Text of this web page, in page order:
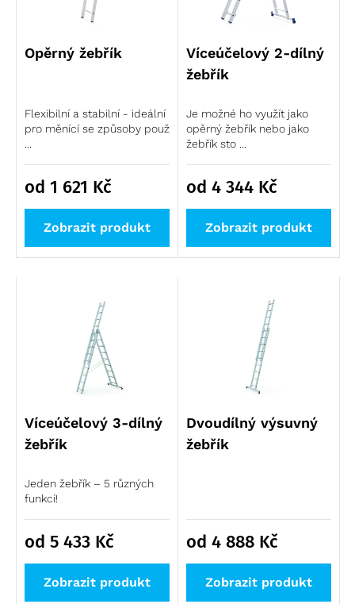
Nevíte, jaký žebřík vybrat? Pokud si s výběrem nejste
žebřík.
Opěrný žebřík
Flexibilní a stabilní - ideální
pro měnící se způsoby použ
od 1 621 Kč
Zobrazit produkt
Víceúčelový 2-dílný
žebřík
Je možné ho využít jako
opěrný žebřík nebo jako
žebřík sto ...
od 4 344 Kč
Zobrazit produkt
Víceúčelový 3-dílný
žebřík
Jeden žebřík – 5 různých
funkcí!
od 5 433 Kč
Zobrazit produkt
Dvoudílný výsuvný
žebřík
od 4 888 Kč
Zobrazit produkt